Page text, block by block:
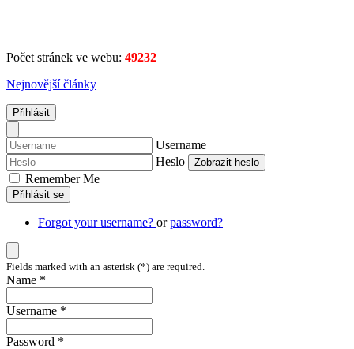
Počet stránek ve webu: 49232
Nejnovější články
Přihlásit
Username
Heslo
Zobrazit heslo
Remember Me
Přihlásit se
Forgot your username? orpassword?
Fields marked with an asterisk (*) are required.
Name *
Username *
Password *